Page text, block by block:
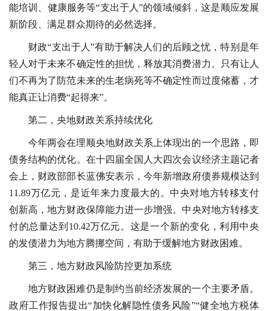
能培训、健康服务等“支出于人”的领域倾斜，这是顺应发展
新阶段、满足群众期待的必然选择。
财政“支出于人”有助于解决人们的后顾之忧，特别是年
轻人对于未来不确定性的担忧，释放其消费潜力。只有让人
们不再为了防范未来的生老病死等不确定性而过度储蓄，才
能真正让消费“起得来”。
第二，央地财政关系持续优化
今年两会在理顺央地财政关系上体现出的一个思路，即
债务结构的优化。在十四届全国人大四次会议经济主题记者
会上，财政部部长蓝佛安表示，今年新增政府债券规模达到
11.89万亿元，是近年来力度最大的。中央对地方转移支付
创新高，地方财政保障能力进一步增强。中央对地方转移支
付的总量达到10.42万亿元。这是一个新的变化，利用中央
的发债潜力为地方腾挪空间，有助于缓解地方财政困难。
第三，地方财政风险防控更加系统
地方财政困难仍是制约当前经济发展的一个主要矛盾。
政府工作报告提出“加快化解隐性债务风险”“健全地方税体